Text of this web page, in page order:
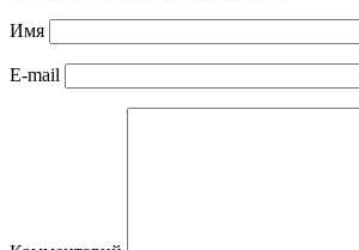
Имя
E-mail